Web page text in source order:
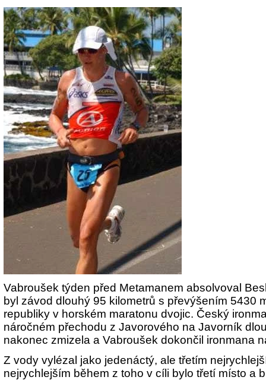
Vabroušek týden před Metamanem absolvoval
byl závod dlouhý 95 kilometrů s převýšením 5430
republiky v horském maratonu dvojic. Český
náročném přechodu z Javorového na Javorník
nakonec zmizela a Vabroušek dokončil ironmana
Z vody vylézal jako jedenáctý, ale třetím
nejrychlejším během z toho v cíli bylo třetí místo a